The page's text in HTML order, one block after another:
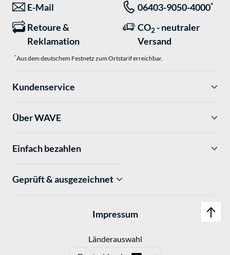
E-Mail 06403-9050-4000*
Retoure &
Reklamation
CO2 - neutraler
Versand
*Aus dem deutschem Festnetz zum Ortstarif erreichbar.
Kundenservice
Über WAVE
Einfach bezahlen
Geprüft & ausgezeichnet
Impressum
Länderauswahl